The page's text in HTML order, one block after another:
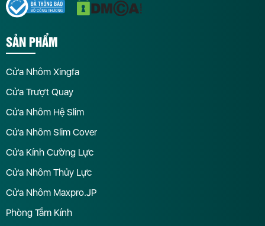
SẢN PHẨM
Cửa Nhôm Xingfa
Cửa Trượt Quay
Cửa Nhôm Hệ Slim
Cửa Nhôm Slim Cover
Cửa Kính Cường Lực
Cửa Nhôm Thủy Lực
Cửa Nhôm Maxpro.JP
Phòng Tắm Kính